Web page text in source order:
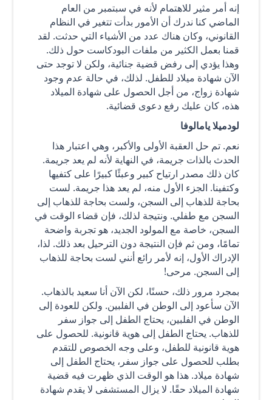
إنه أمر مثير للاهتمام لأنه في سبتمبر من العام
الماضي كنا ندرك أن الأمور بدأت تتغير في النظام
القانوني، وكان هناك عدد من الأشياء التي حدثت. لقد
قمنا بعمل الكثير من ملفات البودكاست حول ذلك.
وهذا يؤدي إلى رفض قضية جنائية، ولكن لا توجد حتى
الآن شهادة ميلاد للطفل. لذلك، في حالة عدم وجود
شهادة زواج، من أجل الحصول على شهادة الميلاد
هذه، كان عليك رفع دعوى قضائية.
لودميلا يامالوفا
نعم. تم حل العقبة الأولى والأكبر، وهي اعتبار هذا
الحدث بالذات جريمة، في النهاية لأنه لم يعد جريمة.
كان ذلك مصدر ارتياح كبير وعبئًا كبيرًا على كتفيها
وكتفينا. الجزء الأول منه، لم يعد هذا جريمة. لست
بحاجة للذهاب إلى السجن، ولست بحاجة للذهاب إلى
السجن مع طفلي. ونتيجة لذلك، فإن قضاء الوقت في
السجن، خاصة مع المولود الجديد، هو تجربة واضحة
تمامًا، ومن ثم فإن النتيجة دون الترحيل بعد ذلك. لذا،
الإدراك الأول، إنه لأمر رائع أنني لست بحاجة للذهاب
إلى السجن. مرحى!
بمجرد مرور ذلك، حسنًا، لكن الآن أنا سعيد بالذهاب.
الآن سأعود إلى الوطن في الفلبين. ولكن للعودة إلى
الوطن في الفلبين، يحتاج الطفل إلى جواز سفر
للذهاب. يحتاج الطفل إلى هوية قانونية. للحصول على
هوية قانونية للطفل، وعلى وجه الخصوص للتقدم
بطلب للحصول على جواز سفر، يحتاج الطفل إلى
شهادة ميلاد. هذا هو الوقت الذي ظهرت فيه قضية
شهادة الميلاد حقًا. لا يزال المستشفى لا يقدم شهادة